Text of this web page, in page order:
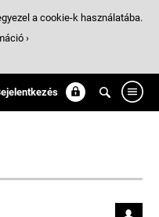
a cookie-k használatába.
›